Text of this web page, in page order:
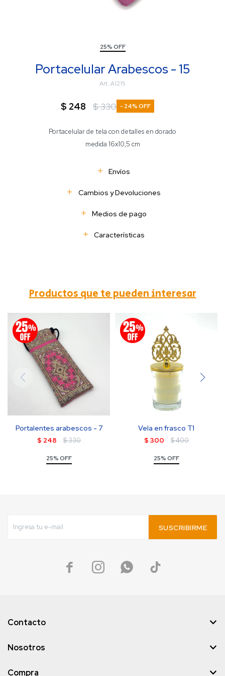
25% OFF
Portacelular Arabescos - 15
A1215
$ 248 $330 24
Portacelular de tela con detalles en dorado
medida 16x10,5 cm
Envíos
Cambios y Devoluciones
Medios de pago
Características
Productos que te pueden interesar
Portalentes arabescos - 7
$ 248 $330
25% OFF
Vela en frasco T1
$ 300 $400
25% OFF
SUSCRIBIRME
   
Contacto
Nosotros
Compra